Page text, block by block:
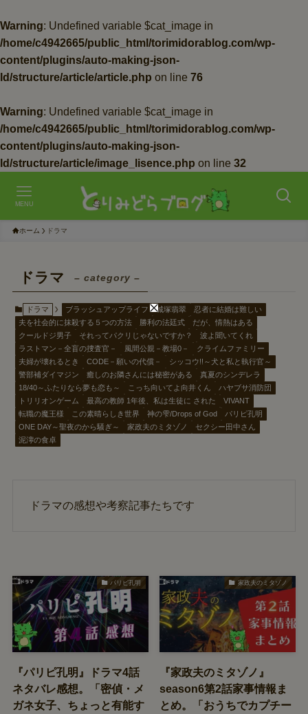
Warning: Undefined variable $cat_image in
/home/c4942665/public_html/torimidorablog.com/wp-
content/plugins/auto-making-json-
ld/structure/article/article.php on line 76
Warning: Undefined variable $cat_image in
/home/c4942665/public_html/torimidorablog.com/wp-
content/plugins/auto-making-json-
ld/structure/article/image_lisence.php on line 32
MENU
ホーム ドラマ
ドラマ – category –
ドラマ ブラッシュアップライフ 城塚翡翠
忍者に結婚は難しい
夫を社会的に抹殺する５つの方法
勝利の法廷式
だが、情熱はある
クールドジ男子
それってパクリじゃないですか？
波よ聞いてくれ
ラストマン－全盲の捜査官－
風間公親－教場0－
クライムファミリー
夫婦が壊れるとき
CODE－願いの代償－
シッコウ!!～犬と私と執行官～
警部補ダイマジン
癒しのお隣さんには秘密がある
真夏のシンデレラ
18/40～ふたりなら夢も恋も～
こっち向いてよ向井くん
ハヤブサ消防団
トリリオンゲーム
最高の教師 1年後、私は生徒に された
VIVANT
転職の魔王様
この素晴らしき世界 神の雫/Drops of God
パリピ孔明
ONE DAY～聖夜のから騒ぎ～
家政夫のミタゾノ
セクシー田中さん
泥濘の食卓
ドラマの感想や考察記事たちです
パリピ孔明
『パリピ孔明』ドラマ4話
ネタバレ感想。「密偵・メ
ガネ女子、ちょっと有能す
家政夫のミタゾノ
『家政夫のミタゾノ』
season6第2話家事情報ま
とめ。「おうちでカプチー